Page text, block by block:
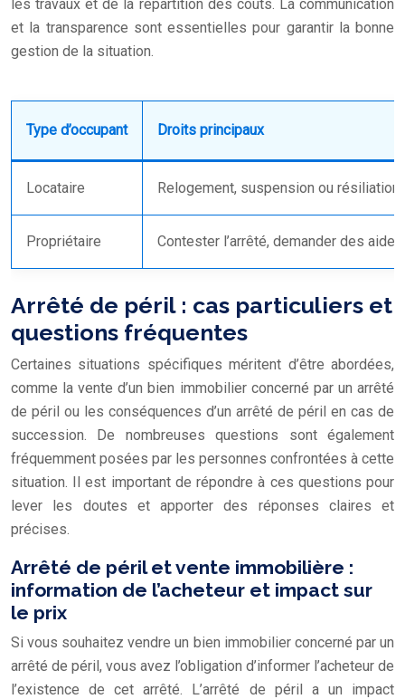
les travaux et de la répartition des coûts. La communication
et la transparence sont essentielles pour garantir la bonne
gestion de la situation.
Type d’occupant Droits principaux
Locataire Relogement, suspension ou
Propriétaire Contester l’arrêté, demander des
Arrêté de péril : cas particuliers et
questions fréquentes
Certaines situations spécifiques méritent d’être abordées,
comme la vente d’un bien immobilier concerné par un arrêté
de péril ou les conséquences d’un arrêté de péril en cas de
succession. De nombreuses questions sont également
fréquemment posées par les personnes confrontées à cette
situation. Il est important de répondre à ces questions pour
lever les doutes et apporter des réponses claires et
précises.
Arrêté de péril et vente immobilière :
information de l’acheteur et impact sur
le prix
Si vous souhaitez vendre un bien immobilier concerné par un
arrêté de péril, vous avez l’obligation d’informer l’acheteur de
l’existence de cet arrêté. L’arrêté de péril a un impact